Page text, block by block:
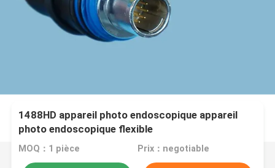
1488HD appareil photo endoscopique appareil
photo endoscopique flexible
MOQ：1 pièce Prix：negotiable